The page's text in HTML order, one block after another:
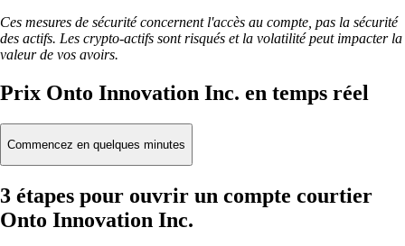
Ces mesures de sécurité concernent l'accès au compte, pas la sécurité
des actifs. Les crypto-actifs sont risqués et la volatilité peut impacter la
valeur de vos avoirs.
Prix Onto Innovation Inc. en temps réel
Commencez en quelques minutes
3 étapes pour ouvrir un compte courtier
Onto Innovation Inc.